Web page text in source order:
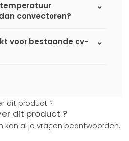
convectoren?
voor bestaande cv-
dit product ?
kan al je vragen beantwoorden.